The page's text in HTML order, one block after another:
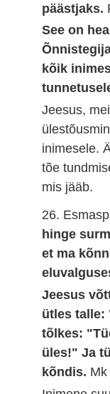
päästjaks.
See on
kõik
Jeesus,
inimesele.
tõe
mis jääb.
26.
hinge
et ma
Jeesus
ütles talle:
tõlkes:
üles!" Ja
kõndis.